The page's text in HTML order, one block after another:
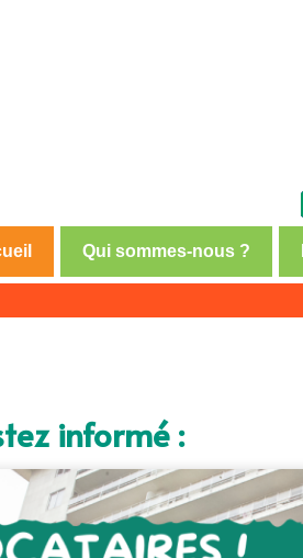
Qui sommes-nous ?
informé :